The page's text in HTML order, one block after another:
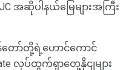
အဆိုပါနယ်မြေများအကြီး
တော်တို့ရဲ့ဟောင်ကောင်
လုပ်ထွက်ရှာတှေ့နိုငျများ